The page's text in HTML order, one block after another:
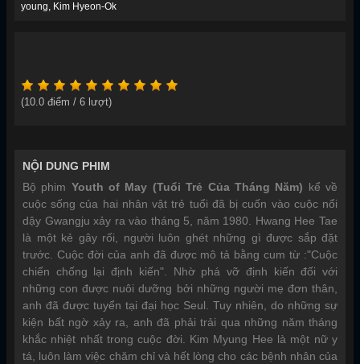
young
Kim Hyeon-Ok
(10.0 điểm / 6 lượt)
NỘI DUNG PHIM
Bộ phim Youth of May (Tuổi Trẻ Của Tháng Năm) kể về
cuộc sống của hai nhân vật trẻ tuổi đã bị cuốn vào cuộc nổi
dậy Gwangju xảy ra vào tháng 5, năm 1980. Hwang Hee Tae
là một kẻ gây rối, người luôn ghét những gì được sắp đặt
trước. Cuộc đời của anh đã được mô tả bằng cum từ :"Cuộc
chiến chống lại định kiến". Nhờ phá vỡ định kiến đối với
những con được nuôi dưỡng bởi những người mẹ đơn thân,
anh đã được tuyển tại đại học Seul. Tuy nhiên, do những sự
kiện bất ngờ xảy ra, anh đã phải trải qua những năm tháng
khắc nhiệt nhất trong cuộc đời. Kim Myung Hee là một nữ y
tá, luôn làm việc chăm chỉ và hết lòng cho các bệnh nhân của